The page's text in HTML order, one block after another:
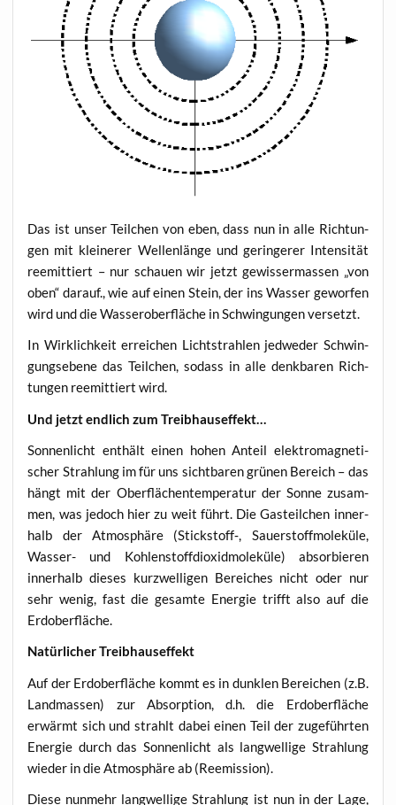
Das ist unser Teil­chen von eben, dass nun in alle Rich­tun­
gen mit klei­ne­rer Wel­len­län­ge und gerin­ge­rer Inten­si­tät
ree­mit­tiert – nur schau­en wir jetzt gewis­ser­mas­sen „von
oben“ dar­auf., wie auf einen Stein, der ins Was­ser gewor­fen
wird und die Was­ser­ober­flä­che in Schwin­gun­gen versetzt.
In Wirk­lich­keit errei­chen Licht­strah­len jed­we­der Schwin­
gungs­ebe­ne das Teil­chen, sodass in alle denk­ba­ren Rich­
tun­gen ree­mit­tiert wird.
Und jetzt end­lich zum Treibhauseffekt…
Son­nen­licht ent­hält einen hohen Anteil elek­tro­ma­gne­ti­
scher Strah­lung im für uns sicht­ba­ren grü­nen Bereich – das
hängt mit der Ober­flä­chen­tem­pe­ra­tur der Son­ne zusam­
men, was jedoch hier zu weit führt. Die Gas­teil­chen inner­
halb der Atmo­sphä­re (Stickstoff‑, Sau­er­stoff­mo­le­kü­le,
Was­ser- und Koh­len­stoff­di­oxid­mo­le­kü­le) absor­bie­ren
inner­halb die­ses kurz­wel­li­gen Berei­ches nicht oder nur
sehr wenig, fast die gesam­te Ener­gie trifft also auf die
Erdoberfläche.
Natür­li­cher Treibhauseffekt
Auf der Erd­ober­flä­che kommt es in dunk­len Berei­chen (z.B.
Land­mas­sen) zur Absorp­ti­on, d.h. die Erd­ober­flä­che
erwärmt sich und strahlt dabei einen Teil der zuge­führ­ten
Ener­gie durch das Son­nen­licht als lang­wel­li­ge Strah­lung
wie­der in die Atmo­sphä­re ab (Ree­mis­si­on).
Die­se nun­mehr lang­wel­li­ge Strah­lung ist nun in der Lage,